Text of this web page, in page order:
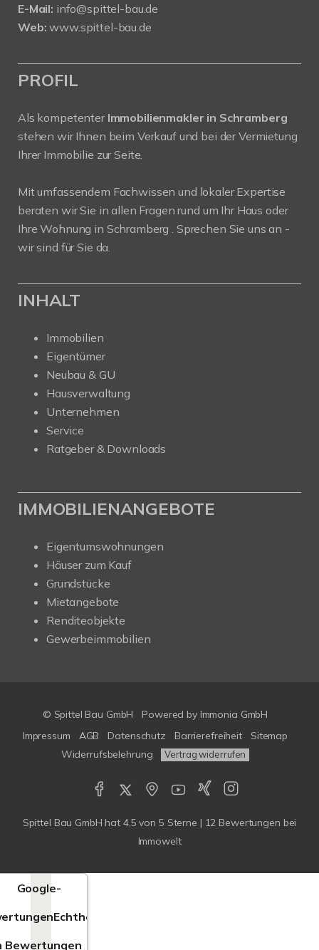
E-Mail: info@spittel-bau.de
Web: www.spittel-bau.de
PROFIL
Als kompetenter Immobilienmakler in Schramberg
stehen wir Ihnen beim Verkauf und bei der Vermietung
Ihrer Immobilie zur Seite.
Mit umfassendem Fachwissen und lokaler Expertise
beraten wir Sie in allen Fragen rund um Ihr Haus oder
Ihre Wohnung in Schramberg . Sprechen Sie uns an -
wir sind für Sie da.
INHALT
Immobilien
Eigentümer
Neubau & GU
Hausverwaltung
Unternehmen
Service
Ratgeber & Downloads
IMMOBILIENANGEBOTE
Eigentumswohnungen
Häuser zum Kauf
Grundstücke
Mietangebote
Renditeobjekte
Gewerbeimmobilien
© Spittel Bau GmbH Powered by Immonia GmbH
Impressum
AGB Datenschutz Barrierefreiheit
Sitemap
Widerrufsbelehrung
Vertrag widerrufen
Spittel Bau GmbH hat 4,5 von 5 Sterne | 12 Bewertungen bei
Immowelt
Google-
Echtheit
Bewertungen